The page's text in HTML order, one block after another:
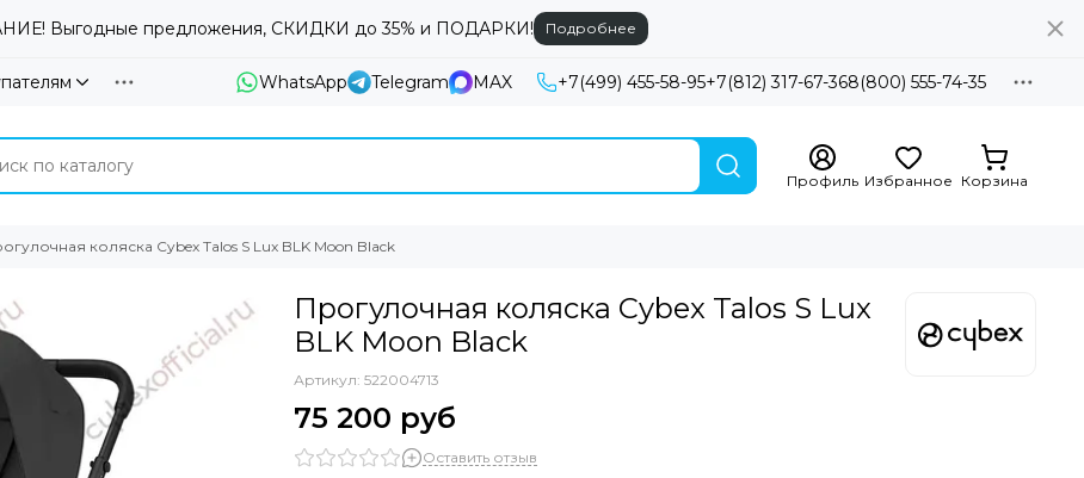
Выгодные предложения, СКИДКИ до 35% и ПОДАРКИ! Подробнее
WhatsApp Telegram MAX +7(499) 455-58-95+7(812) 317-67-368(800) 555-74-35
Профиль Избранное Корзина
коляска Cybex Talos S Lux BLK Moon Black
Прогулочная коляска Cybex Talos S Lux
BLK Moon Black
Артикул: 522004713
75 200 руб
Оставить отзыв